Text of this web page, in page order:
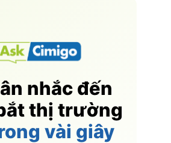
nhắc đến
thị trường
vài giây